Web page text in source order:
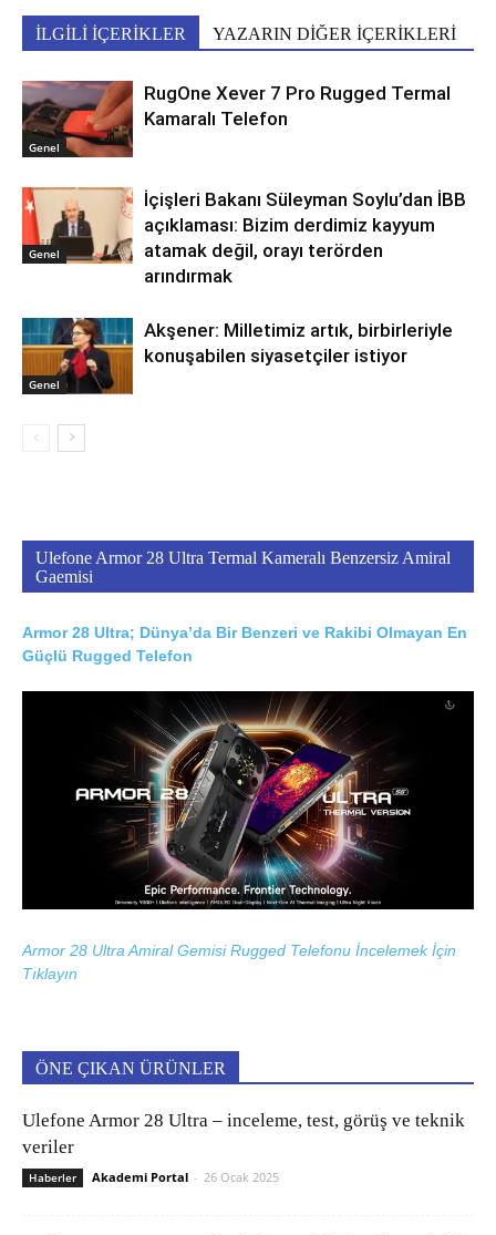
İLGİLİ İÇERİKLER YAZARIN DİĞER İÇERİKLERİ
Genel
RugOne Xever 7 Pro Rugged Termal
Kamaralı Telefon
Genel
İçişleri Bakanı Süleyman Soylu’dan İBB
açıklaması: Bizim derdimiz kayyum
atamak değil, orayı terörden
arındırmak
Genel
Akşener: Milletimiz artık, birbirleriyle
konuşabilen siyasetçiler istiyor
Ulefone Armor 28 Ultra Termal Kameralı Benzersiz Amiral
Gaemisi
Armor 28 Ultra; Dünya’da Bir Benzeri ve Rakibi Olmayan En
Güçlü Rugged Telefon
Armor 28 Ultra Amiral Gemisi Rugged Telefonu İncelemek İçin
Tıklayın
ÖNE ÇIKAN ÜRÜNLER
Ulefone Armor 28 Ultra – inceleme, test, görüş ve teknik
veriler
Haberler Akademi Portal - 26 Ocak 2025